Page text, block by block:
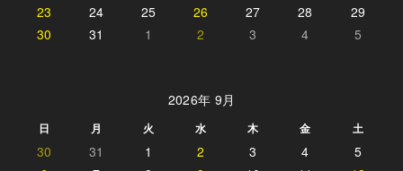
23
24 25 26 27 28
29
30
31 1 2 3 4 5
2026年 9月
日 月 火 水 木 金 土
30 31 1 2 3 4
5